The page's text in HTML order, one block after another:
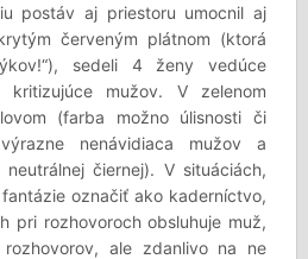
postáv aj priestoru umocnil aj
červeným plátnom (ktorá
sedeli 4 ženy vedúce
kritizujúce mužov. V zelenom
(farba možno úlisnosti či
nenávidiaca mužov a
čiernej). V situáciách,
označiť ako kaderníctvo,
pri rozhovoroch obsluhuje muž,
ale zdanlivo na ne